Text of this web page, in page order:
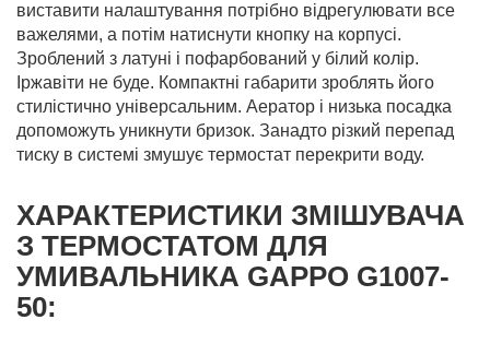
виставити налаштування потрібно відрегулювати все
важелями, а потім натиснути кнопку на корпусі.
Зроблений з латуні і пофарбований у білий колір.
Іржавіти не буде. Компактні габарити зроблять його
стилістично універсальним. Аератор і низька посадка
допоможуть уникнути бризок. Занадто різкий перепад
тиску в системі змушує термостат перекрити воду.
ХАРАКТЕРИСТИКИ ЗМІШУВАЧА
З ТЕРМОСТАТОМ ДЛЯ
УМИВАЛЬНИКА GAPPO G1007-
50: